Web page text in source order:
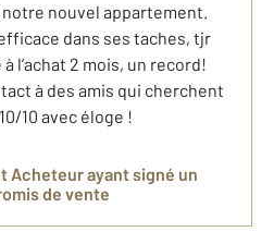
nouvel appartement.
dans ses taches, tjr
l’achat 2 mois, un record!
à des amis qui cherchent
10 avec éloge !
Acheteurayant signé un
de vente